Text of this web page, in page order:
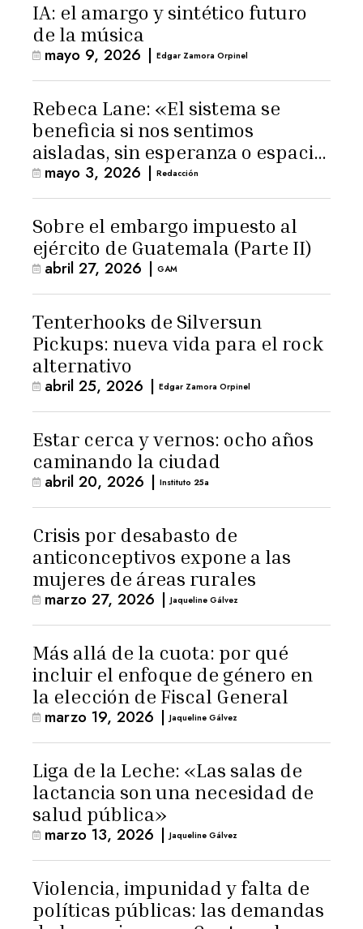
IA: el amargo y sintético futuro
de la música
mayo 9, 2026 | Edgar Zamora Orpinel
Rebeca Lane: «El sistema se
beneficia si nos sentimos
aisladas, sin esperanza o espacio
para la ternura»
mayo 3, 2026 | Redacción
Sobre el embargo impuesto al
ejército de Guatemala (Parte II)
abril 27, 2026 | GAM
Tenterhooks de Silversun
Pickups: nueva vida para el rock
alternativo
abril 25, 2026 | Edgar Zamora Orpinel
Estar cerca y vernos: ocho años
caminando la ciudad
abril 20, 2026 | Instituto 25a
Crisis por desabasto de
anticonceptivos expone a las
mujeres de áreas rurales
marzo 27, 2026 | Jaqueline Gálvez
Más allá de la cuota: por qué
incluir el enfoque de género en
la elección de Fiscal General
marzo 19, 2026 | Jaqueline Gálvez
Liga de la Leche: «Las salas de
lactancia son una necesidad de
salud pública»
marzo 13, 2026 | Jaqueline Gálvez
Violencia, impunidad y falta de
políticas públicas: las demandas